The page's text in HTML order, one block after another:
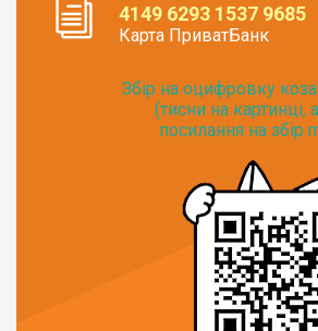
4149 6293 1537 9685
Карта ПриватБанк
Збір на оцифровку
(тисни на картинці,
посилання на збір